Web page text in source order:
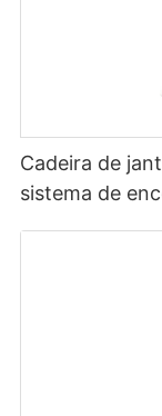
Cadeira de
sistema de